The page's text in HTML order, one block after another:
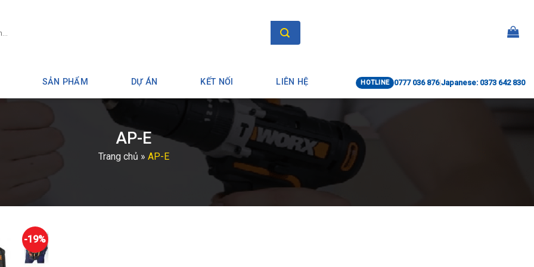
SẢN PHẨM DỰ ÁN KẾT NỐI LIÊN HỆ HOTLINE 0777 036 876|Japanese: 0373 642 830
AP-E
Trang chủ » AP-E
-19%